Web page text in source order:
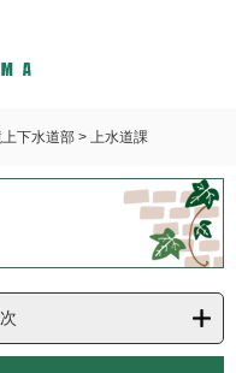
下水道部 > 上水道課